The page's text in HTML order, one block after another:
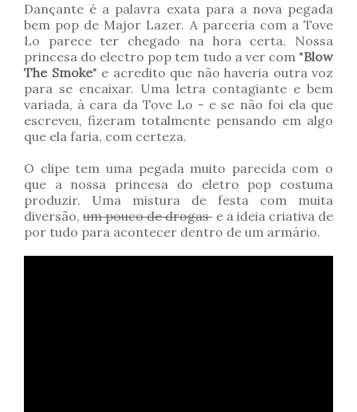
Dançante é a palavra exata para a nova pegada
bem pop de Major Lazer. A parceria com a Tove
Lo parece ter chegado na hora certa. Nossa
princesa do electro pop tem tudo a ver com "Blow
The Smoke" e acredito que não haveria outra voz
para se encaixar. Uma letra contagiante e bem
variada, à cara da Tove Lo - e se não foi ela que
escreveu, fizeram totalmente pensando em algo
que ela faria, com certeza.
O clipe tem uma pegada muito parecida com o
que a nossa princesa do eletro pop costuma
produzir. Uma mistura de festa com muita
diversão,um pouco de drogase a ideia criativa de
por tudo para acontecer dentro de um armário.